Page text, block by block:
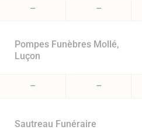
– –
Pompes Funèbres Mollé,
Luçon
– –
Sautreau Funéraire